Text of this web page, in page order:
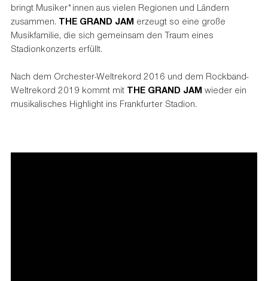
bringt Musiker*innen aus vielen Regionen und Ländern
zusammen. THE GRAND JAM erzeugt so eine große
Musikfamilie, die sich gemeinsam den Traum eines
Stadionkonzerts erfüllt.
Nach dem Orchester-Weltrekord 2016 und dem Rockband-
Weltrekord 2019 kommt mit THE GRAND JAM wieder ein
musikalisches Highlight ins Frankfurter Stadion.